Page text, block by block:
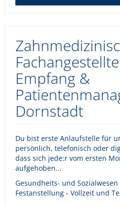
Empfang &
Dornstadt
Du bist erste Anlaufstelle für
persönlich, telefonisch oder
dass sich jede:r vom ersten
aufgehoben...
Gesundheits- und
Festanstellung - Vollzeit und